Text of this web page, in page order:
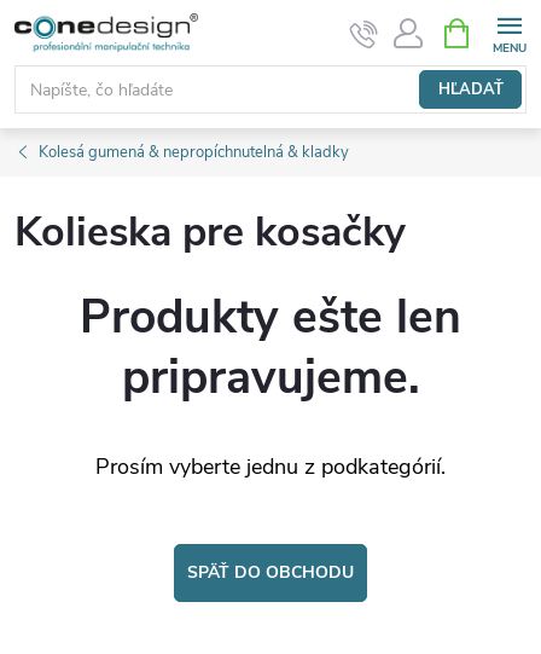
Prejsť
obsah
HĽADAŤ
KOŠÍK
Kolesá gumená & nepropíchnutelná & kladky
Kolieska pre kosačky
Produkty ešte len
pripravujeme.
Prosím vyberte jednu z podkategórií.
SPÄŤ DO OBCHODU